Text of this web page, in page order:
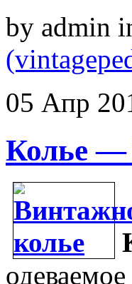
by admin
05 Апр
Колье —